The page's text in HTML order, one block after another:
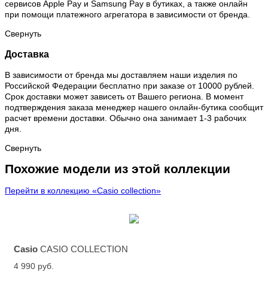
сервисов Apple Pay и Samsung Pay в бутиках, а также онлайн
при помощи платежного агрегатора в зависимости от бренда.
Свернуть
Доставка
В зависимости от бренда мы доставляем наши изделия по
Российской Федерации бесплатно при заказе от 10000 рублей.
Срок доставки может зависеть от Вашего региона. В момент
подтверждения заказа менеджер нашего онлайн-бутика сообщит
расчет времени доставки. Обычно она занимает 1-3 рабочих
дня.
Свернуть
Похожие модели из этой коллекции
Перейти в коллекцию «Casio collection»
Casio CASIO COLLECTION
4 990 руб.